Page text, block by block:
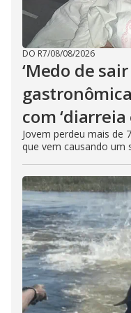
DO R7/08/08/2026
‘Medo de
com ‘diarreia
Jovem perdeu mais de
que vem causando um